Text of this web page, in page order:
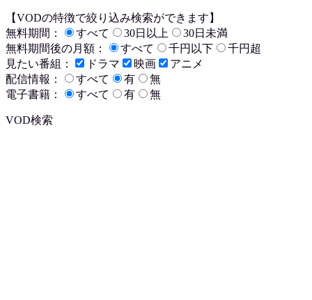
【VODの特徴で絞り込み検索ができます】
無料期間：
すべて 30日以上
30日未満
無料期間後の月額：
すべて 千円以下
千円超
見たい番組：
ドラマ 映画
アニメ
配信情報：
すべて 有
無
電子書籍：
すべて 有 無
VOD検索